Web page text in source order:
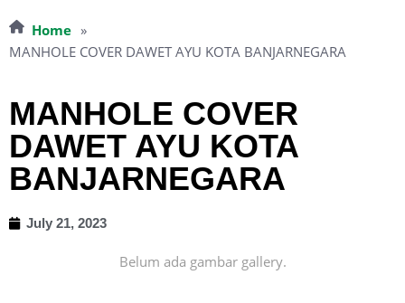
Home »
MANHOLE COVER DAWET AYU KOTA BANJARNEGARA
MANHOLE COVER
DAWET AYU KOTA
BANJARNEGARA
July 21, 2023
Belum ada gambar gallery.